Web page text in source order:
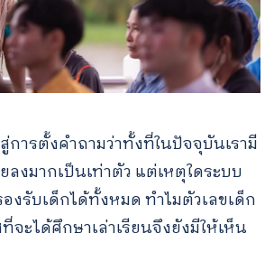
การตั้งคำถามว่าทั้งที่ในปัจจุบันเรามี
ลงมากเป็นเท่าตัว แต่เหตุใดระบบ
งรับเด็กได้ทั้งหมด ทำไมตัวเลขเด็ก
จะได้ศึกษาเล่าเรียนจึงยังมีให้เห็น